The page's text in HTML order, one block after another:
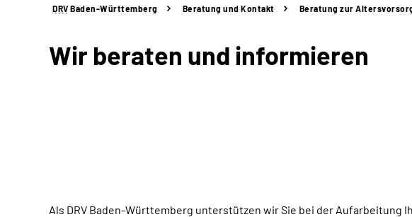
DRV Baden-Württemberg Beratung und Kontakt Beratung zur
Wir beraten und informieren
Als DRV Baden-Württemberg unterstützen wir Sie bei der